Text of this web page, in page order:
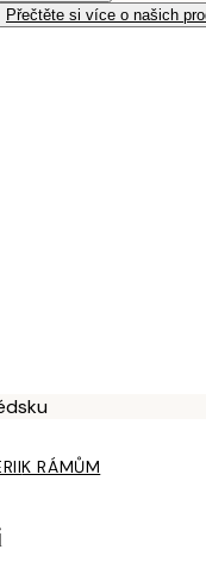
Přečtěte si více o našich
K RÁMŮM